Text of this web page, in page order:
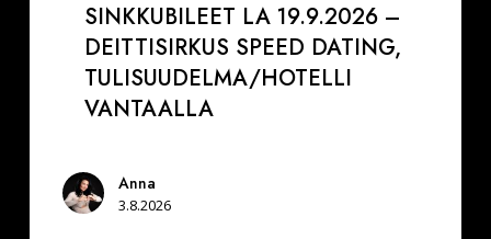
SINKKUBILEET LA 19.9.2026 –
DEITTISIRKUS SPEED DATING,
TULISUUDELMA/HOTELLI
VANTAALLA
Anna
3.8.2026